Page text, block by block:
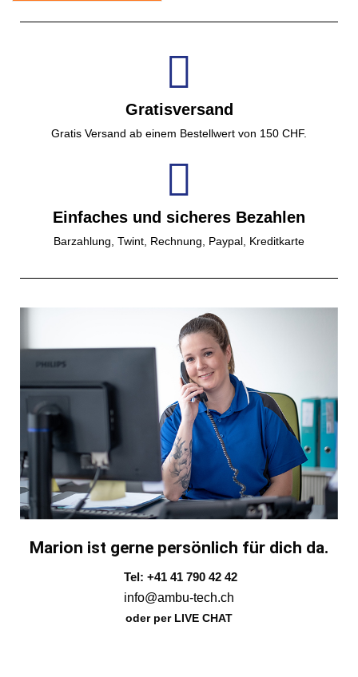
Gratisversand
Gratis Versand ab einem Bestellwert von 150 CHF.
Einfaches und sicheres Bezahlen
Barzahlung, Twint, Rechnung, Paypal, Kreditkarte
Marion ist gerne persönlich für dich da.
Tel: +41 41 790 42 42
info@ambu-tech.ch
oder per LIVE CHAT